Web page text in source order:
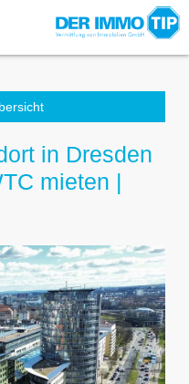
in Dresden
mieten |